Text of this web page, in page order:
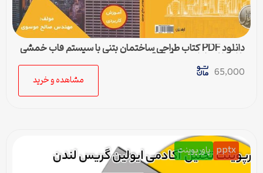
دانلود PDF کتاب طراحی ساختمان بتنی با سیستم قاب خمشی
با استفاده از ایتبس 9.7.4
65,000
مشاهده و خرید
pptx پاورپوینت